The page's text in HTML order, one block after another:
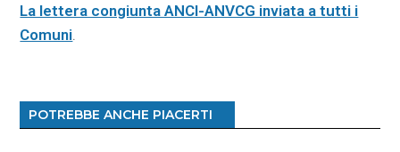
La lettera congiunta ANCI-ANVCG inviata a tutti i
Comuni
POTREBBE ANCHE PIACERTI